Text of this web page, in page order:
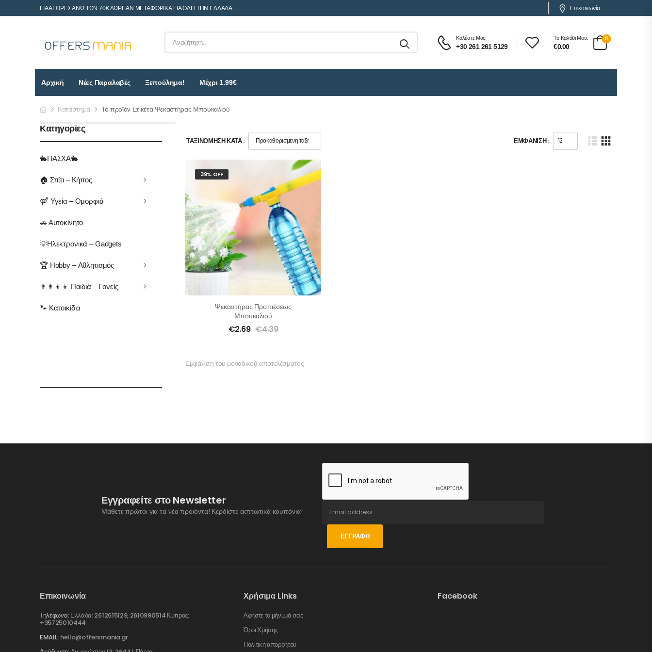
ΓΙΑ ΑΓΟΡΕΣ ΑΝΩ ΤΩΝ 70€ ΔΩΡΕΑΝ ΜΕΤΑΦΟΡΙΚΑ ΓΙΑ ΟΛΗ ΤΗΝ ΕΛΛΑΔΑ Επικοινωνία
Καλέστε Μας:
+30 261 261 5129
Το Καλάθι Μου:
€0.00
0
Αρχική Νέες Παραλαβές Ξεπούλημα! Μέχρι 1.99€
Κατάστημα
Το προϊόν Ετικέτα Ψεκαστήρας Μπουκαλιού
Κατηγορίες
🐇ΠΑΣΧΑ🐇
🏠 Σπίτι – Κήπος
⚤ Υγεία – Ομορφιά
🚗 Αυτοκίνητο
💡Ηλεκτρονικά – Gadgets
🏆 Hobby – Αθλητισμός
👨‍👩‍👦‍👦 Παιδιά – Γονείς
🐾 Κατοικίδια
ΤΑΞΙΝΌΜΗΣΗ ΚΑΤΆ : ΕΜΦΆΝΙΣΗ :
39% OFF
Ψεκαστήρας Προπιέσεως
Μπουκαλιού
€2.69 €4.39
Εμφάνιση του μοναδικού αποτελέσματος
Εγγραφείτε στο Newsletter
Μάθετε πρώτοι για τα νέα προιόντα! Κερδίστε εκπτωτικά κουπόνια!
ΕΓΓΡΑΦΉ
Επικοινωνία
Τηλέφωνα: Ελλάδα: 2612615129, 2610990514 Κύπρος:
+35725010444
EMAIL: hello@offersmania.gr
Χρήσιμα Links
Αφήστε το μήνυμά σας
Όροι Χρήσης
Πολιτική απορρήτου
Facebook